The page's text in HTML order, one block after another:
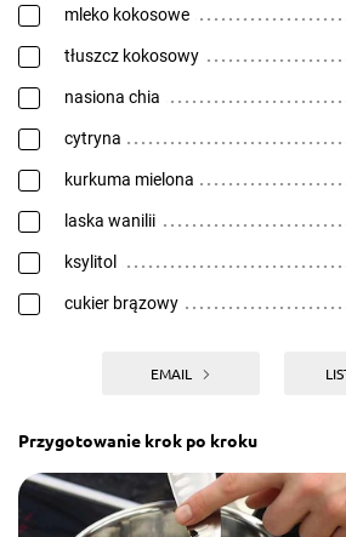
mleko kokosowe
tłuszcz kokosowy
nasiona chia
cytryna
kurkuma mielona
laska wanilii
ksylitol
cukier brązowy
EMAIL
Przygotowanie krok po kroku